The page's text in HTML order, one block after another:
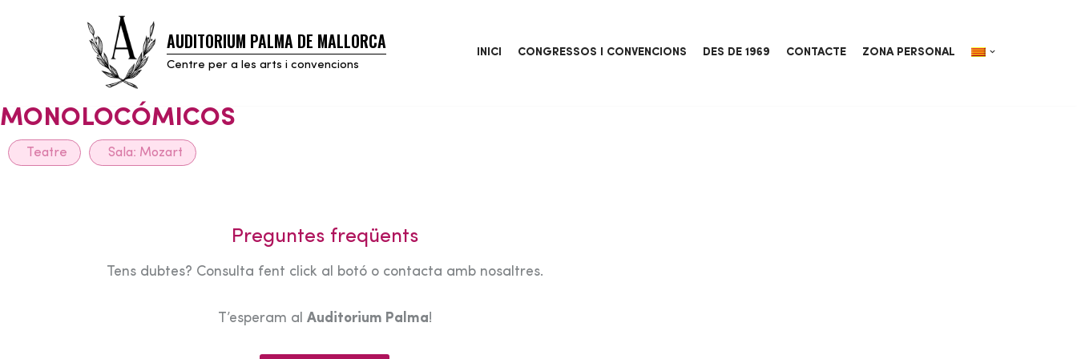
AUDITORIUM PALMA DE MALLORCA
Centre per a les arts i convencions
INICI CONGRESSOS I CONVENCIONS DES DE 1969 CONTACTE ZONA PERSONAL
MONOLOCÓMICOS
Teatre Sala: Mozart
Preguntes freqüents
Tens dubtes? Consulta fent click al botó o contacta amb nosaltres.
T’esperam al Auditorium Palma!